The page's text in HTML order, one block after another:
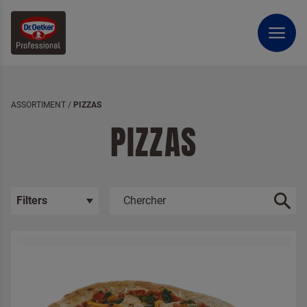
ASSORTIMENT / PIZZAS
PIZZAS
Filters
Ingrédients de pâtisserie